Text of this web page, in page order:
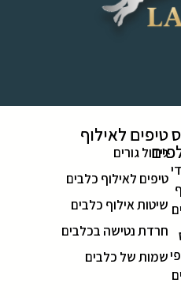
טיפים לאילוף
גידול גורים
טיפים לאילוף כלבים
שיטות אילוף כלבים
חרדת נטישה בכלבים
שמות של כלבים